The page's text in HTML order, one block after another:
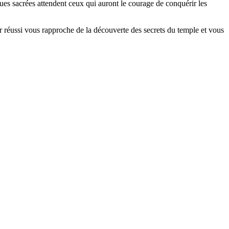
sacrées attendent ceux qui auront le courage de conquérir les
vous rapproche de la découverte des secrets du temple et vous